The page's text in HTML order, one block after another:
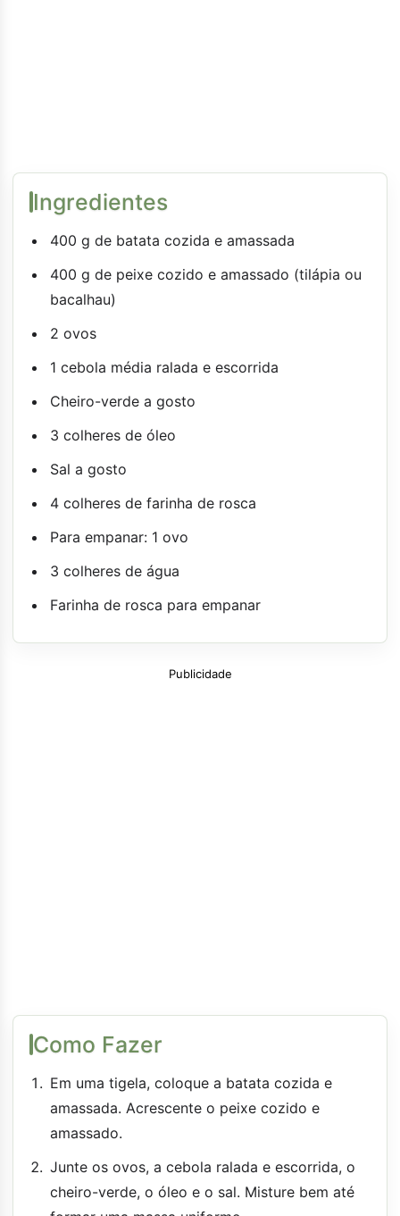
Ingredientes
400 g de batata cozida e amassada
400 g de peixe cozido e amassado (tilápia ou
bacalhau)
2 ovos
1 cebola média ralada e escorrida
Cheiro-verde a gosto
3 colheres de óleo
Sal a gosto
4 colheres de farinha de rosca
Para empanar: 1 ovo
3 colheres de água
Farinha de rosca para empanar
Publicidade
Como Fazer
Em uma tigela, coloque a batata cozida e
amassada. Acrescente o peixe cozido e
amassado.
Junte os ovos, a cebola ralada e escorrida, o
cheiro-verde, o óleo e o sal. Misture bem até